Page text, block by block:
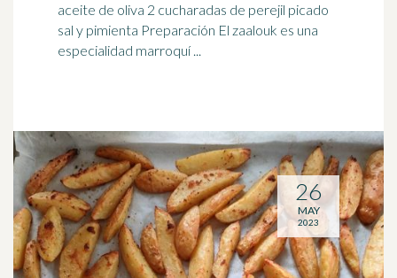
aceite de oliva 2 cucharadas de perejil picado
sal y pimienta Preparación El zaalouk es una
especialidad marroquí ...
26
MAY
2023